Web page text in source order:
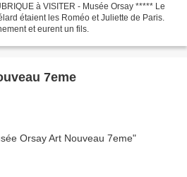
à VISITER - Musée Orsay ***** Le
étaient les Roméo et Juliette de Paris.
et eurent un fils.
7eme